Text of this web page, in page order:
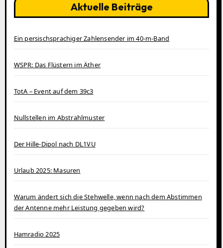
Aktuelle Beiträge
Ein persischsprachiger Zahlensender im 40‑m‑Band
WSPR: Das Flüstern im Äther
TotA – Event auf dem 39c3
Nullstellen im Abstrahlmuster
Der Hille-Dipol nach DL1VU
Urlaub 2025: Masuren
Warum ändert sich die Stehwelle, wenn nach dem Abstimmen
der Antenne mehr Leistung gegeben wird?
Hamradio 2025